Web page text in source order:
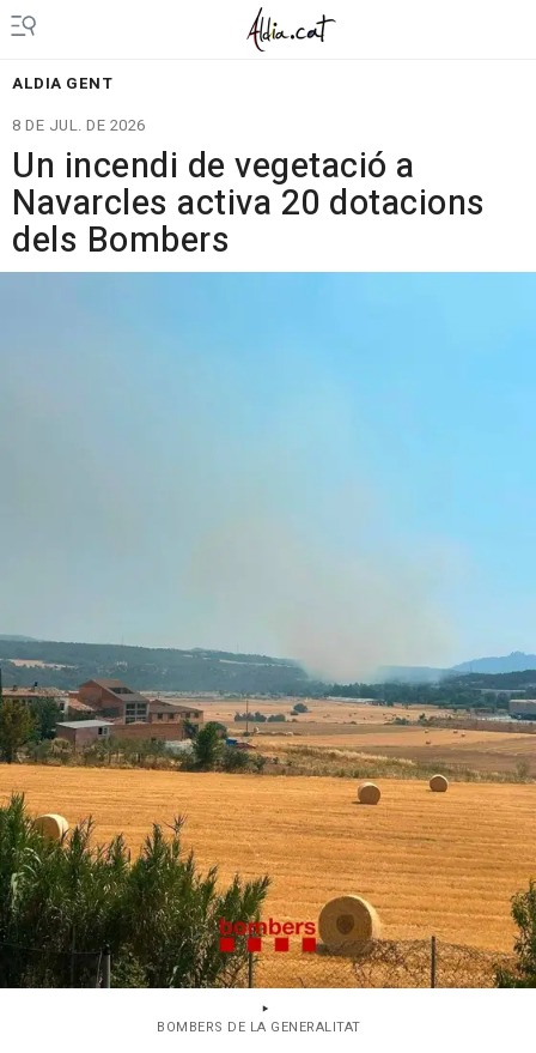
ALDIA GENT
8 DE JUL. DE 2026
Un incendi de vegetació a
Navarcles activa 20 dotacions
dels Bombers
BOMBERS DE LA GENERALITAT